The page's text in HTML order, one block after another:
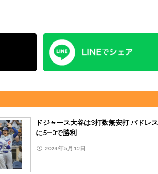
ドジャース大谷は3打数無安打 パドレス
に5―0で勝利
2024年5月12日